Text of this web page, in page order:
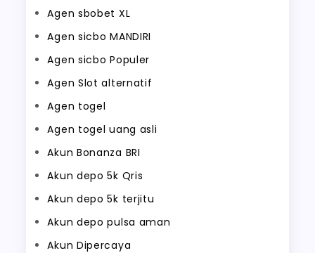
Agen sbobet XL
Agen sicbo MANDIRI
Agen sicbo Populer
Agen Slot alternatif
Agen togel
Agen togel uang asli
Akun Bonanza BRI
Akun depo 5k Qris
Akun depo 5k terjitu
Akun depo pulsa aman
Akun Dipercaya